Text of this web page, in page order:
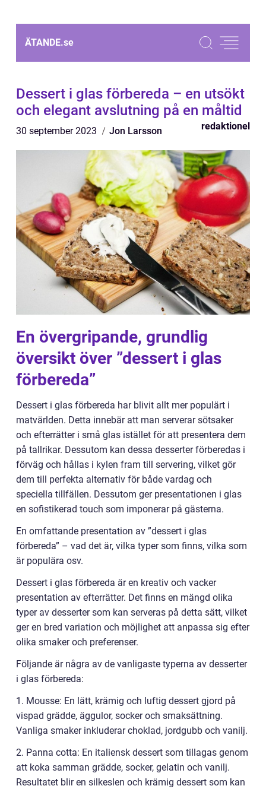
ÄTANDE.se
Dessert i glas förbereda – en utsökt
och elegant avslutning på en måltid
30 september 2023 Jon Larsson redaktionel
En övergripande, grundlig
översikt över ”dessert i glas
förbereda”
Dessert i glas förbereda har blivit allt mer populärt i
matvärlden. Detta innebär att man serverar sötsaker
och efterrätter i små glas istället för att presentera dem
på tallrikar. Dessutom kan dessa desserter förberedas i
förväg och hållas i kylen fram till servering, vilket gör
dem till perfekta alternativ för både vardag och
speciella tillfällen. Dessutom ger presentationen i glas
en sofistikerad touch som imponerar på gästerna.
En omfattande presentation av ”dessert i glas
förbereda” – vad det är, vilka typer som finns, vilka som
är populära osv.
Dessert i glas förbereda är en kreativ och vacker
presentation av efterrätter. Det finns en mängd olika
typer av desserter som kan serveras på detta sätt, vilket
ger en bred variation och möjlighet att anpassa sig efter
olika smaker och preferenser.
Följande är några av de vanligaste typerna av desserter
i glas förbereda:
1. Mousse: En lätt, krämig och luftig dessert gjord på
vispad grädde, äggulor, socker och smaksättning.
Vanliga smaker inkluderar choklad, jordgubb och vanilj.
2. Panna cotta: En italiensk dessert som tillagas genom
att koka samman grädde, socker, gelatin och vanilj.
Resultatet blir en silkeslen och krämig dessert som kan